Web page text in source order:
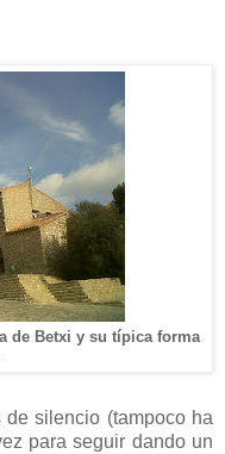
de Betxi y su típica forma
silencio (tampoco ha
para seguir dando un